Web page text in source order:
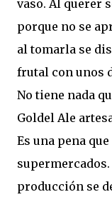
vaso. Al querer
porque no se
al tomarla se
frutal con unos
No tiene nada
Goldel Ale
Es una pena
producción se